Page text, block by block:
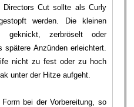
Directors Cut sollte als Curly
werden. Die kleinen
geknickt, zerbröselt oder
Anzünden erleichtert.
nicht zu fest oder zu hoch
unter der Hitze aufgeht.
bei der Vorbereitung, so